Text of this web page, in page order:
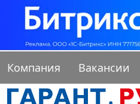
Компания Вакансии